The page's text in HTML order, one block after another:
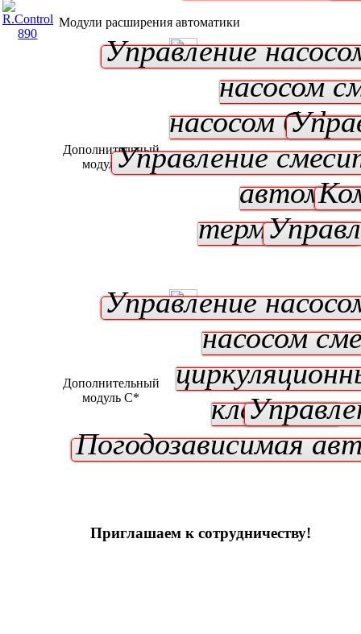
Модули расширения автоматики
Дополнительный
модуль B*
Управление
насосом
насосом
Управление
термостат
Дополнительный
модуль C*
Управление
насосом
клапаном
Погодозависимая
Приглашаем к сотрудничеству!